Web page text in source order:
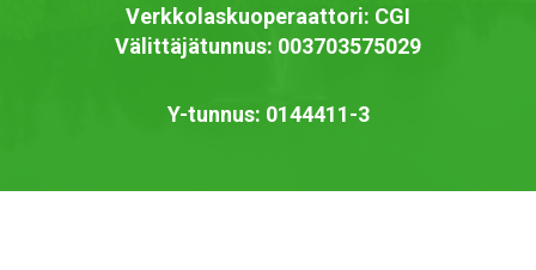
Verkkolaskuoperaattori: CGI
Välittäjätunnus: 003703575029
Y-tunnus: 0144411-3